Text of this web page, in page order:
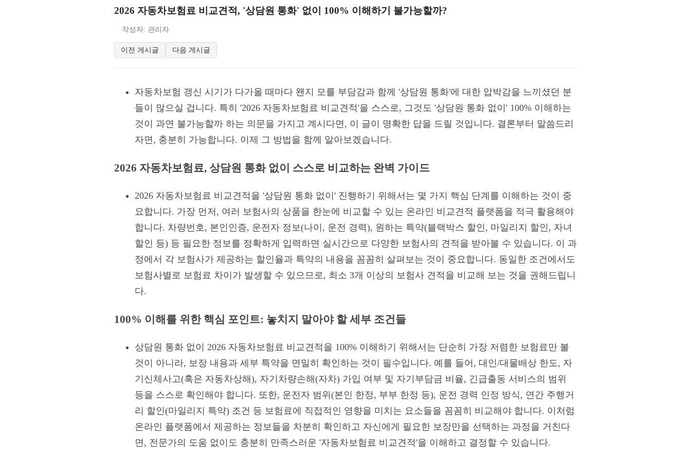
2026 자동차보험료 비교견적, '상담원 통화' 없이 100% 이해하기 불가능할까?
작성자: 관리자
이전 게시글 다음 게시글
자동차보험 갱신 시기가 다가올 때마다 왠지 모를 부담감과 함께 '상담원 통화'에 대한 압박감을 느끼셨던 분
들이 많으실 겁니다. 특히 '2026 자동차보험료 비교견적'을 스스로, 그것도 '상담원 통화 없이' 100% 이해하는
것이 과연 불가능할까 하는 의문을 가지고 계시다면, 이 글이 명확한 답을 드릴 것입니다. 결론부터 말씀드리
자면, 충분히 가능합니다. 이제 그 방법을 함께 알아보겠습니다.
2026 자동차보험료, 상담원 통화 없이 스스로 비교하는 완벽 가이드
2026 자동차보험료 비교견적을 '상담원 통화 없이' 진행하기 위해서는 몇 가지 핵심 단계를 이해하는 것이 중
요합니다. 가장 먼저, 여러 보험사의 상품을 한눈에 비교할 수 있는 온라인 비교견적 플랫폼을 적극 활용해야
합니다. 차량번호, 본인인증, 운전자 정보(나이, 운전 경력), 원하는 특약(블랙박스 할인, 마일리지 할인, 자녀
할인 등) 등 필요한 정보를 정확하게 입력하면 실시간으로 다양한 보험사의 견적을 받아볼 수 있습니다. 이 과
정에서 각 보험사가 제공하는 할인율과 특약의 내용을 꼼꼼히 살펴보는 것이 중요합니다. 동일한 조건에서도
보험사별로 보험료 차이가 발생할 수 있으므로, 최소 3개 이상의 보험사 견적을 비교해 보는 것을 권해드립니
다.
100% 이해를 위한 핵심 포인트: 놓치지 말아야 할 세부 조건들
상담원 통화 없이 2026 자동차보험료 비교견적을 100% 이해하기 위해서는 단순히 가장 저렴한 보험료만 볼
것이 아니라, 보장 내용과 세부 특약을 면밀히 확인하는 것이 필수입니다. 예를 들어, 대인/대물배상 한도, 자
기신체사고(혹은 자동차상해), 자기차량손해(자차) 가입 여부 및 자기부담금 비율, 긴급출동 서비스의 범위
등을 스스로 확인해야 합니다. 또한, 운전자 범위(본인 한정, 부부 한정 등), 운전 경력 인정 방식, 연간 주행거
리 할인(마일리지 특약) 조건 등 보험료에 직접적인 영향을 미치는 요소들을 꼼꼼히 비교해야 합니다. 이처럼
온라인 플랫폼에서 제공하는 정보들을 차분히 확인하고 자신에게 필요한 보장만을 선택하는 과정을 거친다
면, 전문가의 도움 없이도 충분히 만족스러운 '자동차보험료 비교견적'을 이해하고 결정할 수 있습니다.